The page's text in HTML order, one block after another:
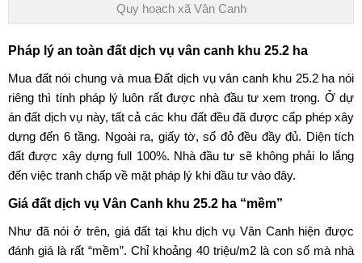
Quy hoạch xã Vân Canh
Pháp lý an toàn đất dịch vụ vân canh khu 25.2 ha
Mua đất nói chung và muaĐất dịch vụ vân canh khu 25.2 ha nói
riêng thì tính pháp lý luôn rất được nhà đầu tư xem trọng. Ở dự
án đất dịch vụ này, tất cả các khu đất đều đã được cấp phép xây
dựng đến 6 tầng. Ngoài ra, giấy tờ, sổ đỏ đều đầy đủ. Diện tích
đất được xây dựng full 100%. Nhà đầu tư sẽ không phải lo lắng
đến việc tranh chấp về mặt pháp lý khi đầu tư vào đây.
Giá đất dịch vụ Vân Canh khu 25.2 ha “mềm”
Như đã nói ở trên, giá đất tại khu dịch vụ Vân Canh hiện được
đánh giá là rất “mềm”. Chỉ khoảng 40 triệu/m2 là con số mà nhà